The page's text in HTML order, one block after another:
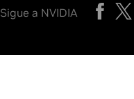
Sigue a NVIDIA